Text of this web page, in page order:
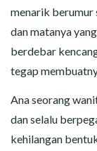
menarik berumur
dan matanya
berdebar
tegap
Ana seorang
dan selalu
kehilangan